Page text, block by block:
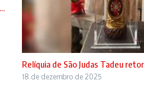
Relíquia de São Judas Tadeu
18 de dezembro de 2025